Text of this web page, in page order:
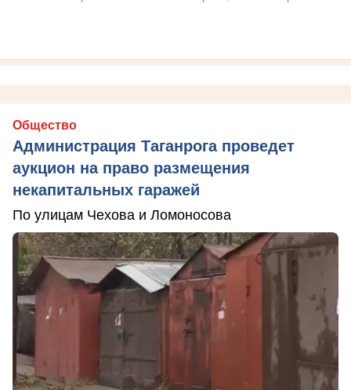
Общество
Администрация Таганрога проведет
аукцион на право размещения
некапитальных гаражей
По улицам Чехова и Ломоносова